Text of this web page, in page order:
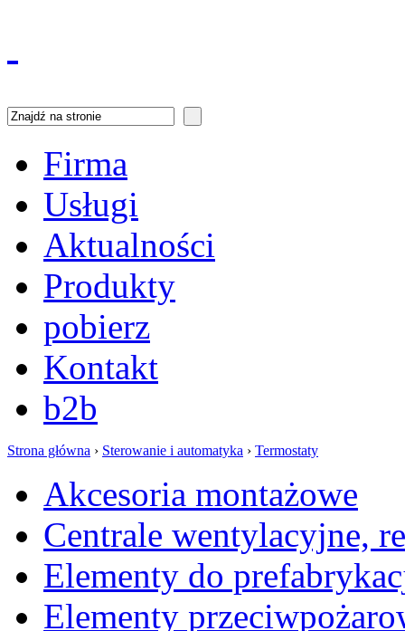
Firma
Usługi
Aktualności
Produkty
pobierz
Kontakt
b2b
Strona główna › Sterowanie i automatyka › Termostaty
Akcesoria montażowe
Centrale wentylacyjne,
Elementy do
Elementy